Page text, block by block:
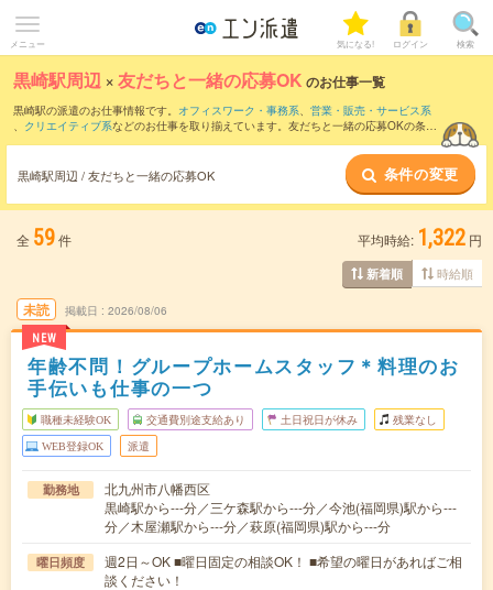
メニュー 気になる! ログイン 検索
黒崎駅周辺 ×友だちと一緒の応募OK のお仕事一覧
黒崎駅の派遣のお仕事情報です。 オフィスワーク・事務系、 営業・販売・サービス系
、 クリエイティブ系などのお仕事を取り揃えています。友だちと一緒の応募OKの条件
黒崎駅周辺 / 友だちと一緒の応募OK 条件の変更
全 59件 平均時給: 1,322 円
新着順 時給順
未読
NEW
掲載日 2026/08/06
年齢不問！グループホームスタッフ＊料理のお
手伝いも仕事の一つ
職種未経験OK 交通費別途支給あり 土日祝日が休み 残業なし
WEB登録OK 派遣
勤務地
北九州市八幡西区
黒崎駅から---分／三ケ森駅から---分／今池(福岡県)駅から---
分／木屋瀬駅から---分／萩原(福岡県)駅から---分
曜日頻度
週2日～OK ■曜日固定の相談OK！ ■希望の曜日があればご相
談ください！